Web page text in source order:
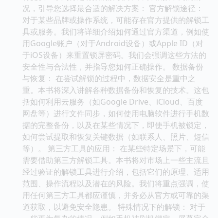
况，引导您选择最合适的解决方案： 官方解锁途径：
对于某些品牌或操作系统，可能存在官方提供的解锁工
具或服务。我们将详细介绍如何通过官方渠道，例如使
用Google账户（对于Android设备）或Apple ID（对
于iOS设备）来重置锁屏密码。我们会强调这些方法的
安全性与合法性，并指导您如何正确操作。 数据备份
与恢复： 在尝试解锁的过程中，数据安全是重中之
重。本书将深入讲解各种数据备份和恢复的技术。这包
括如何利用云服务（如Google Drive、iCloud、百度
网盘等）进行文件同步，如何使用电脑软件进行手机数
据的完整备份，以及在某些情况下，即使手机被锁定，
如何尝试提取和恢复关键数据（如联系人、照片、短信
等）。 第三方工具的应用： 在某些特定场景下，可能
需要借助第三方解锁工具。本书将对市场上一些主流且
经过验证的解锁工具进行介绍，包括它们的原理、适用
范围、操作流程以及潜在的风险。我们将重点强调，使
用任何第三方工具都应谨慎，并务必从官方或可靠的渠
道获取，以避免安全隐患。 特殊情况下的解锁： 对于